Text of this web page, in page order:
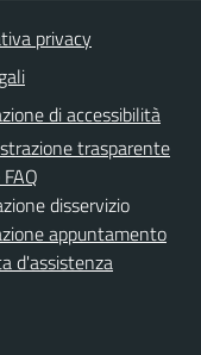
privacy
di accessibilità
trasparente
disservizio
appuntamento
d'assistenza